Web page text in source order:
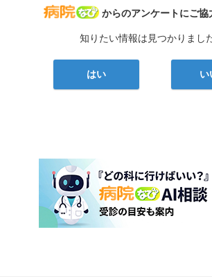
病院なび
からのアンケートにご協
知りたい情報は見つかりまし
はい い